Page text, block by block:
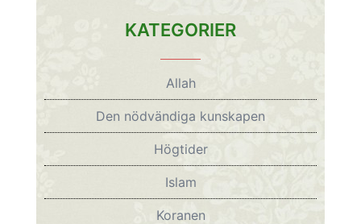
KATEGORIER
Allah
Den nödvändiga kunskapen
Högtider
Islam
Koranen